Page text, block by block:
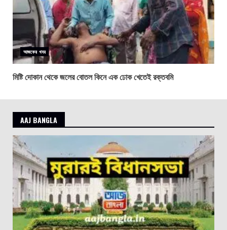
আজকের খবর
মিষ্টি দোকান থেকে জলের বোতল কিনে এক ঢোক খেতেই রক্তবমি
AAJ BANGLA